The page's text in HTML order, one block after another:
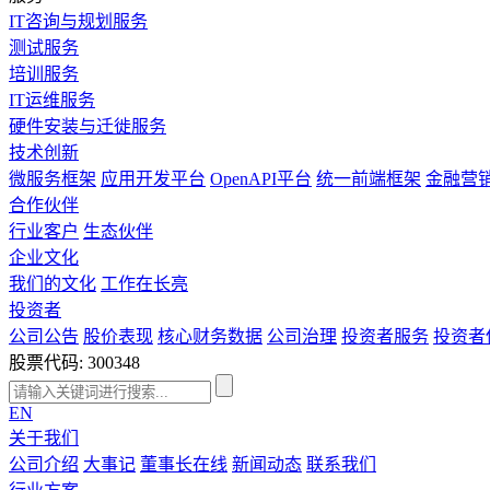
IT咨询与规划服务
测试服务
培训服务
IT运维服务
硬件安装与迁徙服务
技术创新
微服务框架 应用开发平台 OpenAPI平台 统一前端框架 金融营
合作伙伴
行业客户 生态伙伴
企业文化
我们的文化 工作在长亮
投资者
公司公告 股价表现 核心财务数据 公司治理 投资者服务 投资者
股票代码: 300348
EN
关于我们
公司介绍 大事记 董事长在线 新闻动态 联系我们